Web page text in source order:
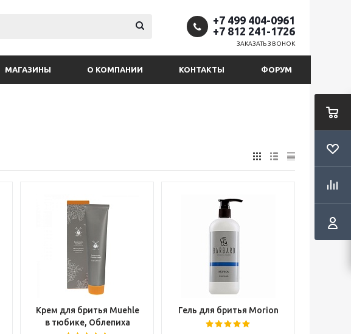
+7 499 404-0961
+7 812 241-1726
ЗАКАЗАТЬ ЗВОНОК
МАГАЗИНЫ О КОМПАНИИ КОНТАКТЫ ФОРУМ
Крем для бритья Muehle
в тюбике, Облепиха
Гель для бритья Morion